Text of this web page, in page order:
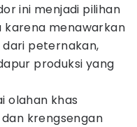
ini menjadi pilihan
karena menawarkan
peternakan,
produksi yang
olahan khas
krengsengan